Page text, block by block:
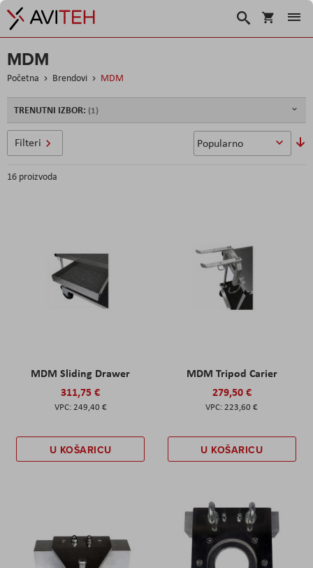
Košarica
Traži
MDM
Početna Brendovi MDM
16 proizvoda
MDM Sliding Drawer
311,75 €
249,40 €
U KOŠARICU
MDM Tripod Carier
279,50 €
223,60 €
U KOŠARICU
Filteri
TRENUTNI IZBOR: